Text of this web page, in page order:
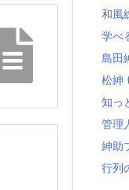
和風
学べ
島田
松紳
知っ
管理
紳助
行列